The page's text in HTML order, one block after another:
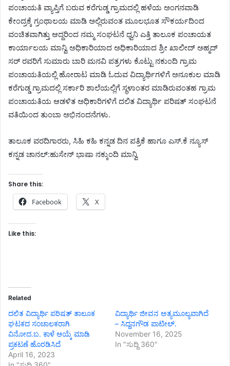
ಪಂಚಾಯತಿ ವ್ಯಾಪ್ತಿಗೆ ಬರುವ ಕರೆಗುಡ್ಡ ಗ್ರಾಮದಲ್ಲಿ ಹಳೆಯ ಅಂಗನವಾಡಿ
ಕೇಂದ್ರಕ್ಕೆ ಗ್ರಂಥಾಲಯ ಮಾಡಿ ಅಲ್ಲಿರುವಂತ ಮೂಲಭೂತ ಸೌಕರ್ಯದಿಂದ
ವಂಚಿತವಾಗಿತ್ತು ಆದ್ದರಿಂದ ನಮ್ಮ ಸಂಘಟನೆ ಧ್ವನಿ ಎತ್ತಿ ತಾಲೂಕ ಪಂಚಾಯತ
ಕಾರ್ಯಾಲಯ ಮಾನ್ವಿ ಅಧಿಕಾರಿಯಾದ ಅಧಿಕಾರಿಯಾದ ಶ್ರೀ ಖಾಲೀದ್ ಅಹ್ಮದ್
ಸರ್ ರವರಿಗೆ ಸುಮಾರು ಬಾರಿ ಮನವಿ ಪತ್ರಗಳು ಕೊಟ್ಟು ನಕುಂದಿ ಗ್ರಾಮ
ಪಂಚಾಯತಿಯಲ್ಲಿ ಹೋರಾಟ ಮಾಡಿ ಓದುವ ವಿದ್ಯಾರ್ಥಿಗಳಿಗೆ ಅನೂಕುಲ ಮಾಡಿ
ಕರೆಗುಡ್ಡ ಗ್ರಾಮದಲ್ಲಿ ಸರ್ಕಾರಿ ಶಾಲೆಯಲ್ಲಿಗೆ ಸ್ಥಳಾಂತರ ಮಾಡಿರುವಂತಹ ಗ್ರಾಮ
ಪಂಚಾಯತಿಯ ಆಡಳಿತ ಅಧಿಕಾರಿಗಳಿಗೆ ದಲಿತ ವಿದ್ಯಾರ್ಥಿ ಪರಿಷತ್ ಸಂಘಟನೆ
ವತಿಯಿಂದ ತುಂಬಾ ಅಭಿನಂದನೆಗಳು.
ತಾಲೂಕ ವರದಿಗಾರರು, ಸಿಹಿ ಕಹಿ ಕನ್ನಡ ದಿನ ಪತ್ರಿಕೆ ಹಾಗೂ ಎಸ್.ಕೆ ನ್ಯೂಸ್
ಕನ್ನಡ ಚಾನಲ್:ಹುಸೇನ್ ಭಾಷಾ ನಕ್ಕುಂದಿ ಮಾನ್ವಿ
Share this:
Facebook X
Like this:
Related
ದಲಿತ ವಿದ್ಯಾರ್ಥಿ ಪರಿಷತ್ ತಾಲೂಕ
ಘಟಕದ ಸಂಚಾಲಕರಾಗಿ
ವಿನೋದ.ಬ. ಕಾಳೆ ಆಯ್ಕೆ ಮಾಡಿ
ಪ್ರಕಟಣೆ ಹೊರಡಿಸಿದೆ
April 16, 2023
ವಿದ್ಯಾರ್ಥಿ ಜೀವನ ಅತ್ಯಮೂಲ್ಯವಾಗಿದೆ
– ಸಿದ್ದನಗೌಡ ಪಾಟೀಲ್.
November 16, 2025
In "ಸುದ್ದಿ 360"